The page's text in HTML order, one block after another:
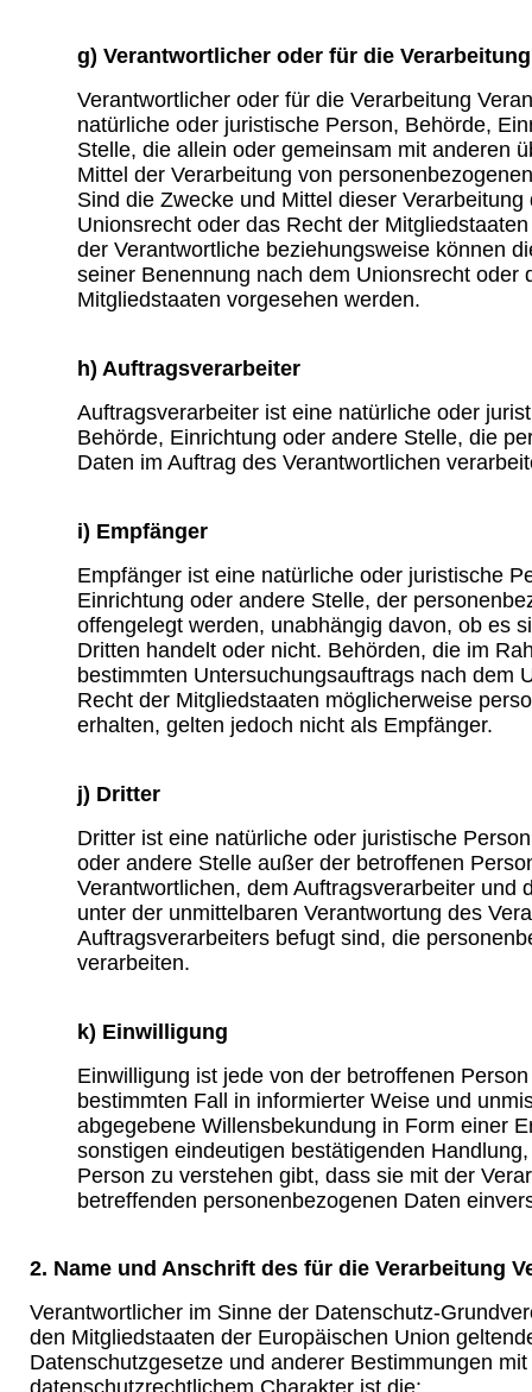
g) Verantwortlicher oder für die
Verantwortlicher oder für die Verarbeitung
natürliche oder juristische Person, Behörde,
Stelle, die allein oder gemeinsam mit anderen
Mittel der Verarbeitung von
Sind die Zwecke und Mittel dieser Verarbeitung
Unionsrecht oder das Recht der
der Verantwortliche beziehungsweise können
seiner Benennung nach dem Unionsrecht oder
Mitgliedstaaten vorgesehen werden.
h) Auftragsverarbeiter
Auftragsverarbeiter ist eine natürliche oder
Behörde, Einrichtung oder andere Stelle, die
Daten im Auftrag des Verantwortlichen
i) Empfänger
Empfänger ist eine natürliche oder juristische
Einrichtung oder andere Stelle, der
offengelegt werden, unabhängig davon, ob es
Dritten handelt oder nicht. Behörden, die im
bestimmten Untersuchungsauftrags nach dem
Recht der Mitgliedstaaten möglicherweise
erhalten, gelten jedoch nicht als Empfänger.
j) Dritter
Dritter ist eine natürliche oder juristische
oder andere Stelle außer der betroffenen
Verantwortlichen, dem Auftragsverarbeiter und
unter der unmittelbaren Verantwortung des
Auftragsverarbeiters befugt sind, die
verarbeiten.
k) Einwilligung
Einwilligung ist jede von der betroffenen
bestimmten Fall in informierter Weise und
abgegebene Willensbekundung in Form einer
sonstigen eindeutigen bestätigenden
Person zu verstehen gibt, dass sie mit der
betreffenden personenbezogenen Daten
2. Name und Anschrift des für die Verarbeitung
Verantwortlicher im Sinne der Datenschutz-
den Mitgliedstaaten der Europäischen Union
Datenschutzgesetze und anderer Bestimmungen mit